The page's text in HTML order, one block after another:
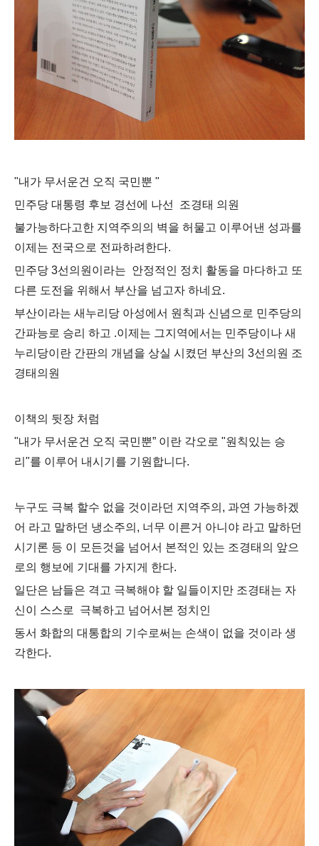
"내가 무서운건 오직 국민뿐 "
민주당 대통령 후보 경선에 나선 조경태 의원
불가능하다고한 지역주의의 벽을 허물고 이루어낸 성과를
이제는 전국으로 전파하려한다.
민주당 3선의원이라는 안정적인 정치 활동을 마다하고 또
다른 도전을 위해서 부산을 넘고자 하네요.
부산이라는 새누리당 아성에서 원칙과 신념으로 민주당의
간파능로 승리 하고 .이제는 그지역에서는 민주당이나 새
누리당이란 간판의 개념을 상실 시켰던 부산의 3선의원 조
경태의원
이책의 뒷장 처럼
"내가 무서운건 오직 국민뿐” 이란 각오로 "원칙있는 승
리"를 이루어 내시기를 기원합니다.
누구도 극복 할수 없을 것이라던 지역주의 , 과연 가능하겠
어 라고 말하던 냉소주의, 너무 이른거 아니야 라고 말하던
시기론 등 이 모든것을 넘어서 본적인 있는 조경태의 앞으
로의 행보에 기대를 가지게 한다.
일단은 남들은 격고 극복해야 할 일들이지만 조경태는 자
신이 스스로 극복하고 넘어서본 정치인
동서 화합의 대통합의 기수 로써는 손색이 없을 것이라 생
각한다.